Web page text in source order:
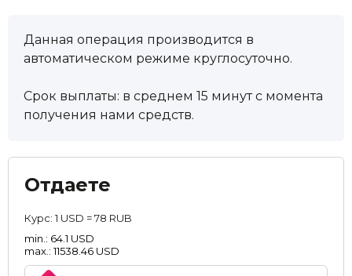
Данная операция производится в
автоматическом режиме круглосуточно.
Срок выплаты: в среднем 15 минут с момента
получения нами средств.
Отдаете
Курс:1 USD = 78 RUB
min.: 64.1 USD
max.: 11538.46 USD